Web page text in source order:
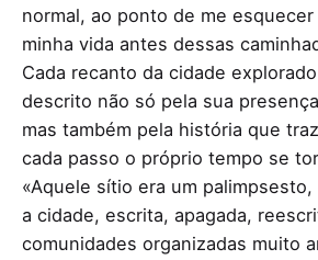
normal, ao ponto de me esquecer
minha vida antes dessas
Cada recanto da cidade
descrito não só pela sua
mas também pela história que
cada passo o próprio tempo se
«Aquele sítio era um
a cidade, escrita, apagada,
comunidades organizadas muito